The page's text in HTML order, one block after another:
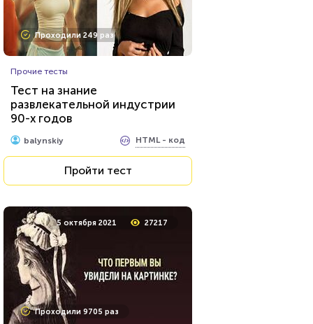
Проходили 606 раз
Животные
Тест о редких животных
Пройти тест
Проходили 8032 раза
Проходили 249 раз
Прочие тесты
Тест на знание
развлекательной индустрии
90-х годов
balynskiy HTML - код
Пройти тест
5 октября 2021 27217
Проходили 9705 раз